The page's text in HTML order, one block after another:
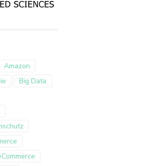
Amazon
Big Data